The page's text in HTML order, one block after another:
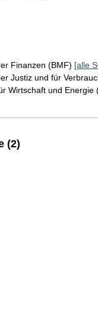
Finanzen (BMF) [alle
Justiz und für
Wirtschaft und Energie
(2)